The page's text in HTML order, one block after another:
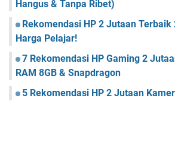
Hangus & Tanpa Ribet)
Rekomendasi HP 2 Jutaan Terbaik
Harga Pelajar!
7 Rekomendasi HP Gaming 2
RAM 8GB & Snapdragon
5 Rekomendasi HP 2 Jutaan